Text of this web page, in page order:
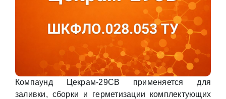
Компаунд Цекрам-29СВ применяется для
заливки, сборки и герметизации комплектующих